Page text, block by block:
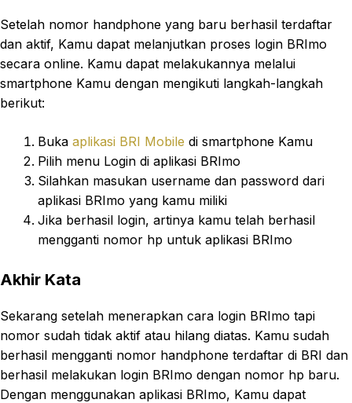
Setelah nomor handphone yang baru berhasil terdaftar
dan aktif, Kamu dapat melanjutkan proses login BRImo
secara online. Kamu dapat melakukannya melalui
smartphone Kamu dengan mengikuti langkah-langkah
berikut:
Buka aplikasi BRI Mobile di smartphone Kamu
Pilih menu Login di aplikasi BRImo
Silahkan masukan username dan password dari
aplikasi BRImo yang kamu miliki
Jika berhasil login, artinya kamu telah berhasil
mengganti nomor hp untuk aplikasi BRImo
Akhir Kata
Sekarang setelah menerapkan cara login BRImo tapi
nomor sudah tidak aktif atau hilang diatas. Kamu sudah
berhasil mengganti nomor handphone terdaftar di BRI dan
berhasil melakukan login BRImo dengan nomor hp baru.
Dengan menggunakan aplikasi BRImo, Kamu dapat